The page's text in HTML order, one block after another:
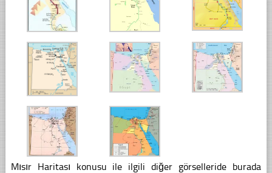
Mısır Haritası konusu ile ilgili diğer görselleride burada